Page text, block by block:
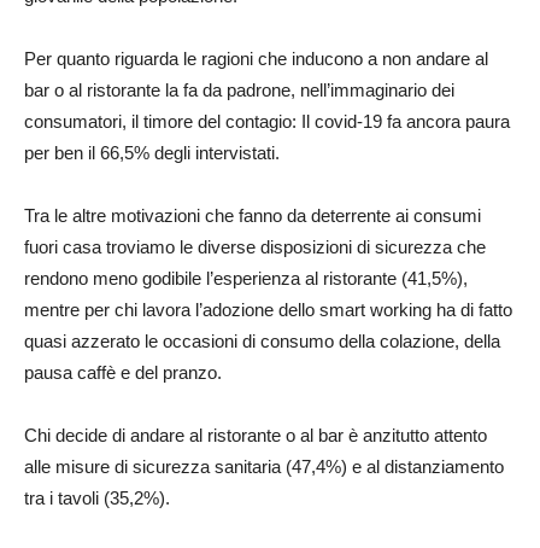
Per quanto riguarda le ragioni che inducono a non andare al
bar o al ristorante la fa da padrone, nell’immaginario dei
consumatori, il timore del contagio: Il covid-19 fa ancora paura
per ben il 66,5% degli intervistati.
Tra le altre motivazioni che fanno da deterrente ai consumi
fuori casa troviamo le diverse disposizioni di sicurezza che
rendono meno godibile l’esperienza al ristorante (41,5%),
mentre per chi lavora l’adozione dello smart working ha di fatto
quasi azzerato le occasioni di consumo della colazione, della
pausa caffè e del pranzo.
Chi decide di andare al ristorante o al bar è anzitutto attento
alle misure di sicurezza sanitaria (47,4%) e al distanziamento
tra i tavoli (35,2%).